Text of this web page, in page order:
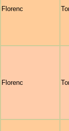
Florenc
Florenc